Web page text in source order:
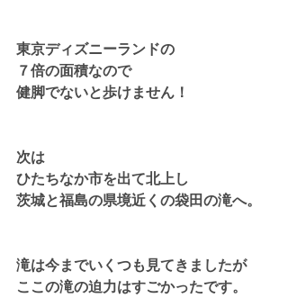
東京ディズニーランドの
７倍の面積なので
健脚でないと歩けません！
次は
ひたちなか市を出て北上し
茨城と福島の県境近くの袋田の滝へ。
滝は今までいくつも見てきましたが
ここの滝の迫力はすごかったです。